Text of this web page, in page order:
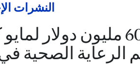
النشرات
هدية بقيمة 60 مليون
الرعاية الصحية